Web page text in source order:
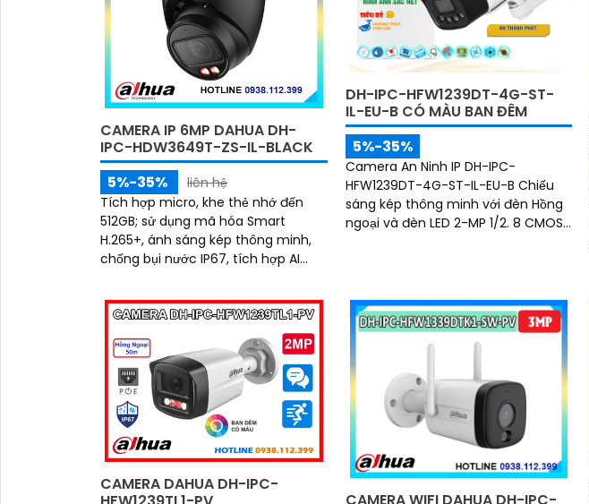
CAMERA IP 6MP DAHUA DH-
IPC-HDW3649T-ZS-IL-BLACK
5%-35%
liên hệ
Tích hợp micro, khe thẻ nhớ đến
512GB; sử dụng mã hóa Smart
H.265+, ánh sáng kép thông minh,
chống bụi nước IP67, tích hợp AI
nét ban đêm
DH-IPC-HFW1239DT-4G-ST-
IL-EU-B CÓ MÀU BAN ĐÊM
5%-35%
Camera An Ninh IP DH-IPC-
HFW1239DT-4G-ST-IL-EU-B Chiếu
sáng kép thông minh với đèn Hồng
ngoại và đèn LED 2-MP 1/2. 8 CMOS
sáng như ban ngày
CAMERA DAHUA DH-IPC-